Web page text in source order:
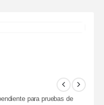
para pruebas de